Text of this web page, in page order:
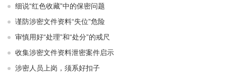
细说“红色收藏”中的保密问题
谨防涉密文件资料“失位”危险
审慎用好“处理”和“处分”的戒尺
收集涉密文件资料泄密案件启示
涉密人员上岗，须系好扣子